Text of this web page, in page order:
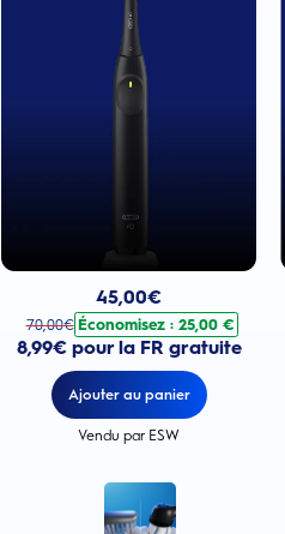
45,00€
70,00€ Économisez : 25,00 €
8,99€ pour la FR gratuite
Ajouter au panier
Vendu par ESW